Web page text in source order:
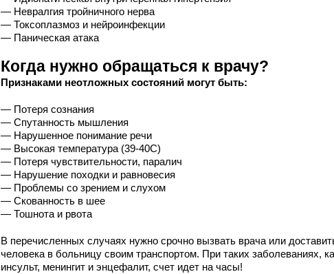
— Невралгия тройничного нерва
— Токсоплазмоз и нейроинфекции
— Паническая атака
Когда нужно обращаться к врачу?
Признаками неотложных состояний могут быть:
— Потеря сознания
— Спутанность мышления
— Нарушенное понимание речи
— Высокая температура (39-40С)
— Потеря чувствительности, паралич
— Нарушение походки и равновесия
— Проблемы со зрением и слухом
— Скованность в шее
— Тошнота и рвота
В перечисленных случаях нужно срочно вызвать врача или
человека в больницу своим транспортом. При таких заболеваниях,
инсульт, менингит и энцефалит, счет идет на часы!